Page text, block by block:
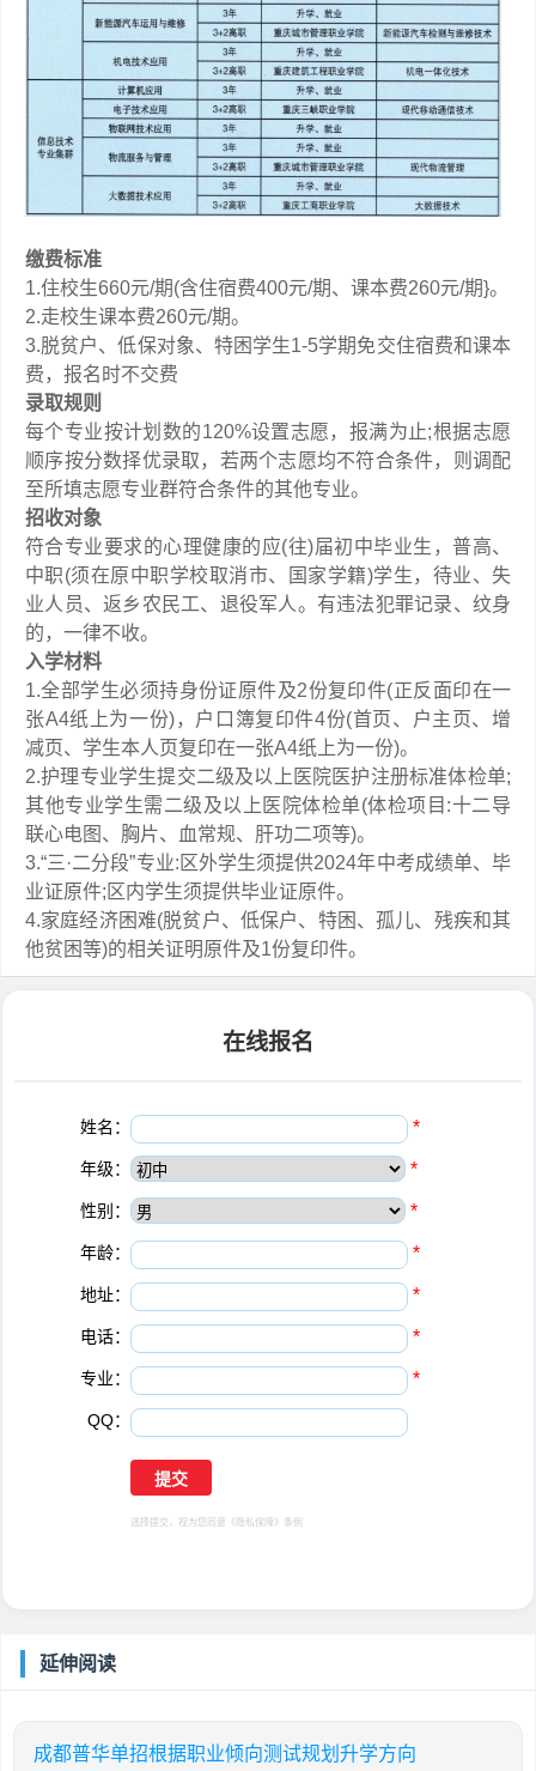
缴费标准
1.住校生660元/期(含住宿费400元/期、课本费260元/期}。
2.走校生课本费260元/期。
3.脱贫户、低保对象、特困学生1-5学期免交住宿费和课本
费，报名时不交费
录取规则
每个专业按计划数的120%设置志愿，报满为止;根据志愿
顺序按分数择优录取，若两个志愿均不符合条件，则调配
至所填志愿专业群符合条件的其他专业。
招收对象
符合专业要求的心理健康的应(往)届初中毕业生，普高、
中职(须在原中职学校取消市、国家学籍)学生，待业、失
业人员、返乡农民工、退役军人。有违法犯罪记录、纹身
的，一律不收。
入学材料
1.全部学生必须持身份证原件及2份复印件(正反面印在一
张A4纸上为一份)，户口簿复印件4份(首页、户主页、增
减页、学生本人页复印在一张A4纸上为一份)。
2.护理专业学生提交二级及以上医院医护注册标准体检单;
其他专业学生需二级及以上医院体检单(体检项目:十二导
联心电图、胸片、血常规、肝功二项等)。
3.“三·二分段”专业:区外学生须提供2024年中考成绩单、毕
业证原件;区内学生须提供毕业证原件。
4.家庭经济困难(脱贫户、低保户、特困、孤儿、残疾和其
他贫困等)的相关证明原件及1份复印件。
在线报名
姓名： *
年级： *
性别： *
年龄： *
地址： *
电话： *
专业： *
QQ：
选择提交，视为您同意 《隐私保障》 条例
延伸阅读
成都普华单招根据职业倾向测试规划升学方向